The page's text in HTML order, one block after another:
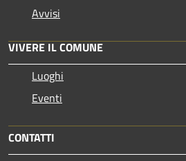
Avvisi
VIVERE IL COMUNE
Luoghi
Eventi
CONTATTI